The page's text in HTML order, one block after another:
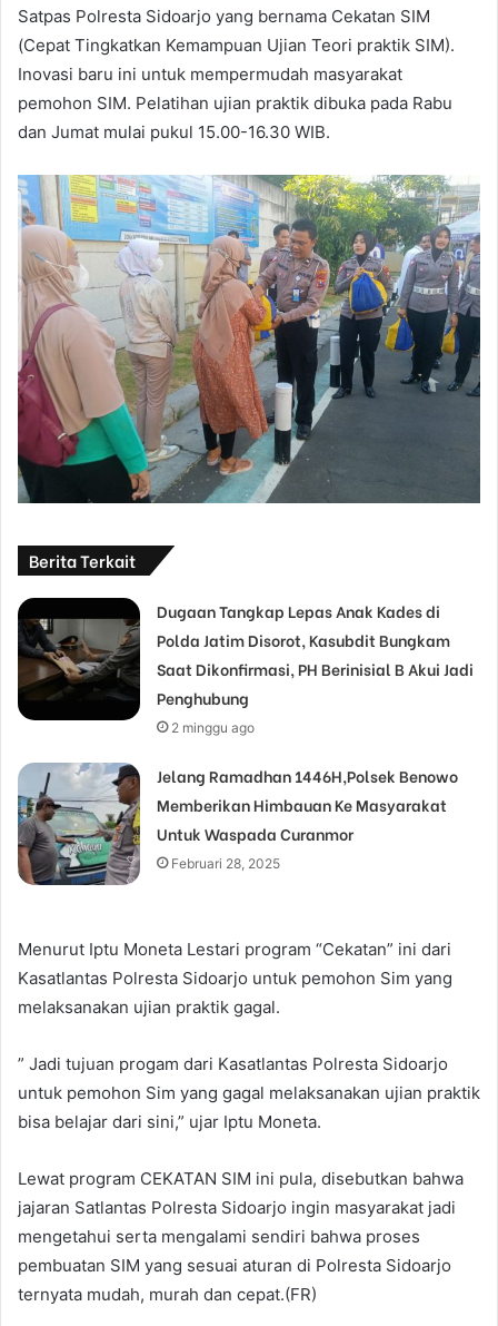
Satpas Polresta Sidoarjo yang bernama Cekatan SIM
(Cepat Tingkatkan Kemampuan Ujian Teori praktik SIM).
Inovasi baru ini untuk mempermudah masyarakat
pemohon SIM. Pelatihan ujian praktik dibuka pada Rabu
dan Jumat mulai pukul 15.00-16.30 WIB.
Berita Terkait
Dugaan Tangkap Lepas Anak Kades di
Polda Jatim Disorot, Kasubdit Bungkam
Saat Dikonfirmasi, PH Berinisial B Akui Jadi
Penghubung
2 minggu ago
Jelang Ramadhan 1446H,Polsek Benowo
Memberikan Himbauan Ke Masyarakat
Untuk Waspada Curanmor
Februari 28, 2025
Menurut Iptu Moneta Lestari program “Cekatan” ini dari
Kasatlantas Polresta Sidoarjo untuk pemohon Sim yang
melaksanakan ujian praktik gagal.
” Jadi tujuan progam dari Kasatlantas Polresta Sidoarjo
untuk pemohon Sim yang gagal melaksanakan ujian praktik
bisa belajar dari sini,” ujar Iptu Moneta.
Lewat program CEKATAN SIM ini pula, disebutkan bahwa
jajaran Satlantas Polresta Sidoarjo ingin masyarakat jadi
mengetahui serta mengalami sendiri bahwa proses
pembuatan SIM yang sesuai aturan di Polresta Sidoarjo
ternyata mudah, murah dan cepat.(FR)